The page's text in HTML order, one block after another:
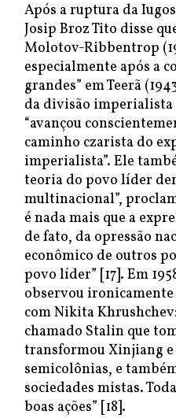
Após a ruptura da
Josip Broz Tito disse
Molotov-Ribbentrop
especialmente após a
grandes” em Teerã
da divisão imperialista
“avançou
caminho czarista do
imperialista”. Ele
teoria do povo líder
multinacional”,
é nada mais que a
de fato, da opressão
econômico de outros
povo líder” [17]. Em
observou ironicamente
com Nikita
chamado Stalin que
transformou Xinjiang
semicolônias, e
sociedades mistas.
boas ações” [18].